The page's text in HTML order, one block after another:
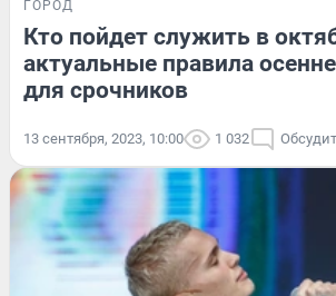
ГОРОД
Кто пойдет служить в
актуальные правила
для срочников
13 сентября, 2023, 10:00 1 032